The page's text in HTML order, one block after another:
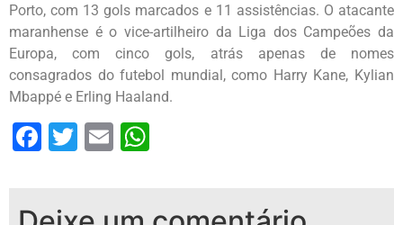
Porto, com 13 gols marcados e 11 assistências. O atacante
maranhense é o vice-artilheiro da Liga dos Campeões da
Europa, com cinco gols, atrás apenas de nomes
consagrados do futebol mundial, como Harry Kane, Kylian
Mbappé e Erling Haaland.
Facebook
Twitter
Email